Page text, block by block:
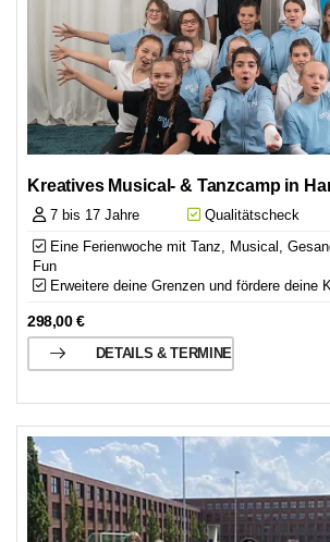
Kreatives Musical- & Tanzcamp in
7 bis 17 Jahre Qualitätscheck
Eine Ferienwoche mit Tanz, Musical,
Fun
Erweitere deine Grenzen und fördere deine
298,00€
DETAILS & TERMINE